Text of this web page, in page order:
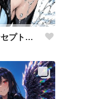
涼しげな描写とはをコンセプトにしたダイバー花梨先輩